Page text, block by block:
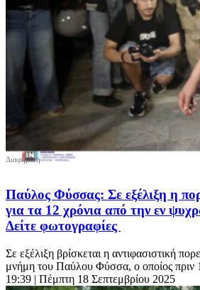
Παύλος Φύσσας: Σε εξέλιξη η
για τα 12 χρόνια από την εν
Δείτε φωτογραφίες
Σε εξέλιξη βρίσκεται η αντιφασιστική
μνήμη του Παύλου Φύσσα, ο οποίος πριν
19:39 | Πέμπτη 18 Σεπτεμβρίου 2025